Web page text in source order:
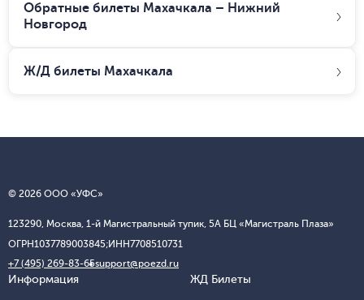
Обратные билеты Махачкала – Нижний
Новгород
Ж/Д билеты Махачкала
© 2026 ООО «УФС»
123290, Москва, 1-й Магистральный тупик, 5А БЦ «Магистраль Плаза»
ОГРН1037789003845;ИНН7708510731
+7 (495) 269-83-65support@poezd.ru
Информация ЖД Билеты